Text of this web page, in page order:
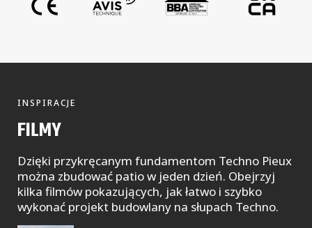
INSPIRACJE
FILMY
Dzięki przykręcanym fundamentom Techno Pieux
można zbudować patio w jeden dzień. Obejrzyj
kilka filmów pokazujących, jak łatwo i szybko
wykonać projekt budowlany na słupach Techno.